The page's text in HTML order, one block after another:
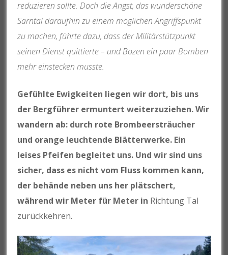
reduzieren sollte. Doch die Angst, das wunderschöne
Sarntal daraufhin zu einem möglichen Angriffspunkt
zu machen, führte dazu, dass der Militärstützpunkt
seinen Dienst quittierte – und Bozen ein paar Bomben
mehr einstecken musste.
Gefühlte Ewigkeiten liegen wir dort, bis uns
der Bergführer ermuntert weiterzuziehen. Wir
wandern ab: durch rote Brombeersträucher
und orange leuchtende Blätterwerke. Ein
leises Pfeifen begleitet uns. Und wir sind uns
sicher, dass es nicht vom Fluss kommen kann,
der behände neben uns her plätschert,
während wir Meter für Meter in Richtung Tal
zurückkehren.